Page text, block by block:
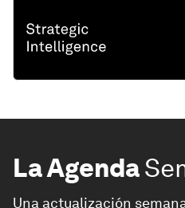
La Agenda
Una actualización